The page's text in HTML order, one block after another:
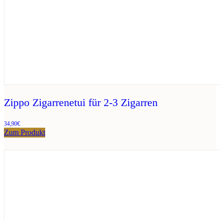
Zippo Zigarrenetui für 2-3 Zigarren
34,90€
Zum Produkt